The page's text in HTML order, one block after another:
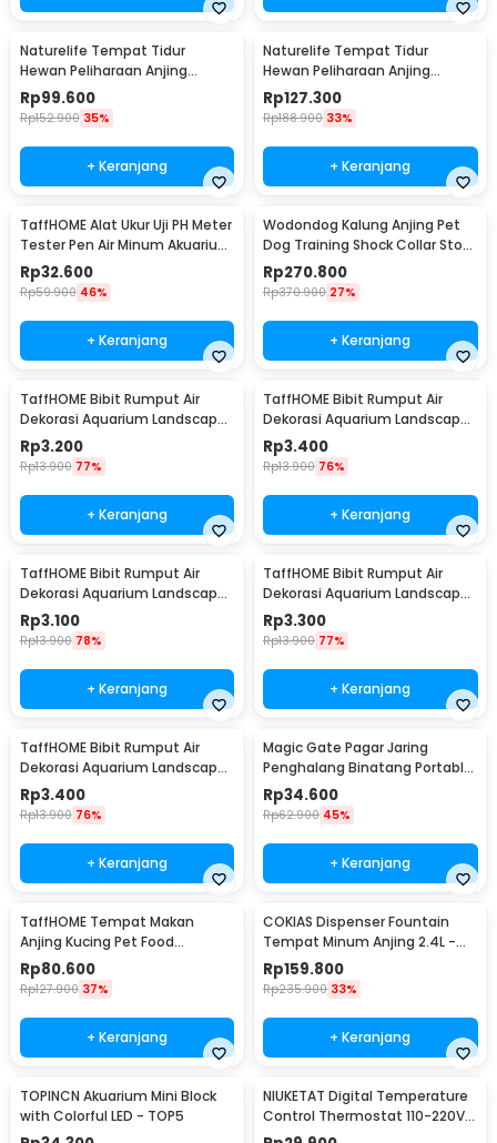
Naturelife Tempat Tidur
Hewan Peliharaan Anjing
Kucing Pet Dog Bed Size XL -
NR884
Rp99.600
Rp152.900 35%
+ Keranjang
Naturelife Tempat Tidur
Hewan Peliharaan Anjing
Kucing Pet Dog Bed Size XXL -
NR884
Rp127.300
Rp188.900 33%
+ Keranjang
TaffHOME Alat Ukur Uji PH Meter
Tester Pen Air Minum Akuarium
- PH-009
Rp32.600
Rp59.900 46%
+ Keranjang
Wodondog Kalung Anjing Pet
Dog Training Shock Collar Stop
Barking 800M - JXG0031
Rp270.800
Rp370.900 27%
+ Keranjang
TaffHOME Bibit Rumput Air
Dekorasi Aquarium Landscape
Ornament 10g Big Leaf - H0027
Rp3.200
Rp13.900 77%
+ Keranjang
TaffHOME Bibit Rumput Air
Dekorasi Aquarium Landscape
Ornament 10g Big Fescue -
H0027
Rp3.400
Rp13.900 76%
+ Keranjang
TaffHOME Bibit Rumput Air
Dekorasi Aquarium Landscape
Ornament 10g Lucky Clover -
H0027
Rp3.100
Rp13.900 78%
+ Keranjang
TaffHOME Bibit Rumput Air
Dekorasi Aquarium Landscape
Ornament 10g Small Fescue -
H0027
Rp3.300
Rp13.900 77%
+ Keranjang
TaffHOME Bibit Rumput Air
Dekorasi Aquarium Landscape
Ornament 10g Love Grass -
H0027
Rp3.400
Rp13.900 76%
+ Keranjang
Magic Gate Pagar Jaring
Penghalang Binatang Portable
Pet Mesh Fence - TV1
Rp34.600
Rp62.900 45%
+ Keranjang
TaffHOME Tempat Makan
Anjing Kucing Pet Food
Dispenser - PET0640
Rp80.600
Rp127.900 37%
+ Keranjang
COKIAS Dispenser Fountain
Tempat Minum Anjing 2.4L -
DR008
Rp159.800
Rp235.900 33%
+ Keranjang
TOPINCN Akuarium Mini Block
with Colorful LED - TOP5
NIUKETAT Digital Temperature
Control Thermostat 110-220V
Sensor - W3230